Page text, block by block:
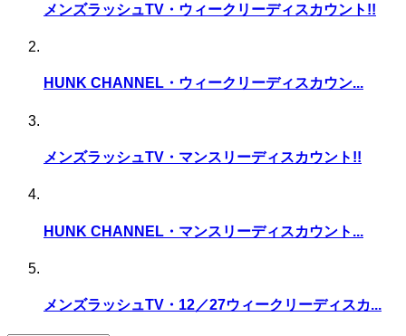
メンズラッシュTV・ウィークリーディスカウント!!
HUNK CHANNEL・ウィークリーディスカウン...
メンズラッシュTV・マンスリーディスカウント!!
HUNK CHANNEL・マンスリーディスカウント...
メンズラッシュTV・12／27ウィークリーディスカ...